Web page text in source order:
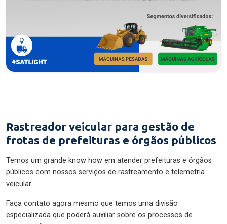
Rastreador veicular para gestão de
frotas de prefeituras e órgãos públicos
Temos um grande know how em atender prefeituras e órgãos
públicos com nossos serviços de rastreamento e telemetria
veicular.
Faça contato agora mesmo que temos uma divisão
especializada que poderá auxiliar sobre os processos de